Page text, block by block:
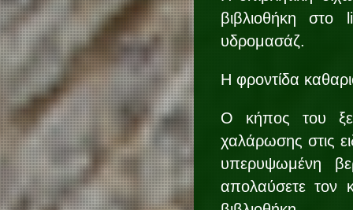
βιβλιοθήκη στο
υδρομασάζ.
Η φροντίδα
Ο κήπος του
χαλάρωσης στις
υπερυψωμένη
απολαύσετε τον